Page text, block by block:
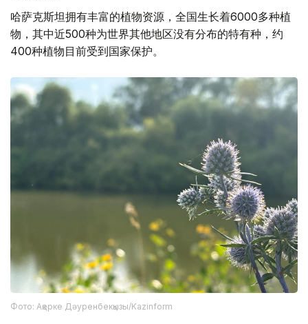
哈萨克斯坦拥有丰富的植物资源，全国生长着6000多种植
物，其中近500种为世界其他地区没有分布的特有种，约
400种植物目前受到国家保护。
Фото: Ақерке Дәуренбекқызы/Kazinform